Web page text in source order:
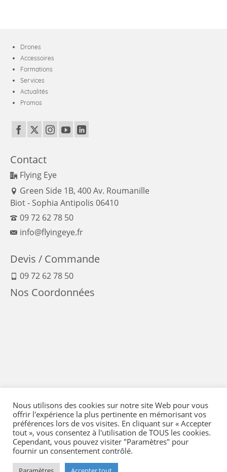
Drones
Accessoires
Formations
Services
Actualités
Promos
Contact
Flying Eye
Green Side 1B, 400 Av. Roumanille
Biot - Sophia Antipolis 06410
09 72 62 78 50
info@flyingeye.fr
Devis / Commande
09 72 62 78 50
Nos Coordonnées
Mentions Légales-Conditions générales de vente
-Politique qualité- Moyens de paiement-
Nous utilisons des cookies sur notre site Web pour vous
offrir l'expérience la plus pertinente en mémorisant vos
préférences lors de vos visites. En cliquant sur « Accepter
tout », vous consentez à l'utilisation de TOUS les cookies.
Cependant, vous pouvez visiter "Paramètres" pour
fournir un consentement contrôlé.